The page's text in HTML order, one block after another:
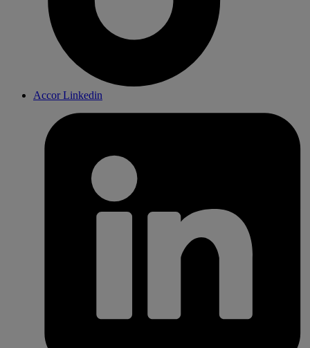
Accor Linkedin